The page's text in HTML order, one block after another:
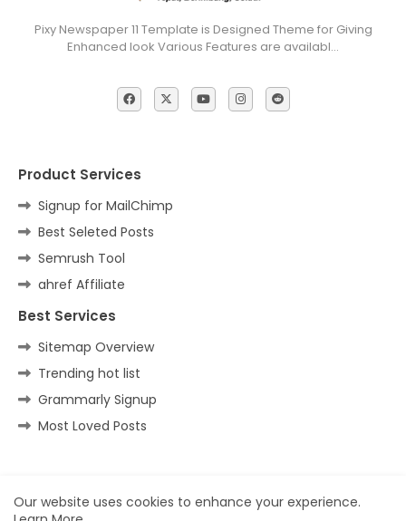
Pixy Newspaper 11 Template is Designed Theme for Giving
Enhanced look Various Features are availabl…
Product Services
Signup for MailChimp
Best Seleted Posts
Semrush Tool
ahref Affiliate
Best Services
Sitemap Overview
Trending hot list
Grammarly Signup
Most Loved Posts
Home Contact us Privacy Policy
Our website uses cookies to enhance your experience.